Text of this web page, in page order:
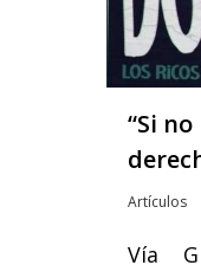
“Si
Artículos
Vía